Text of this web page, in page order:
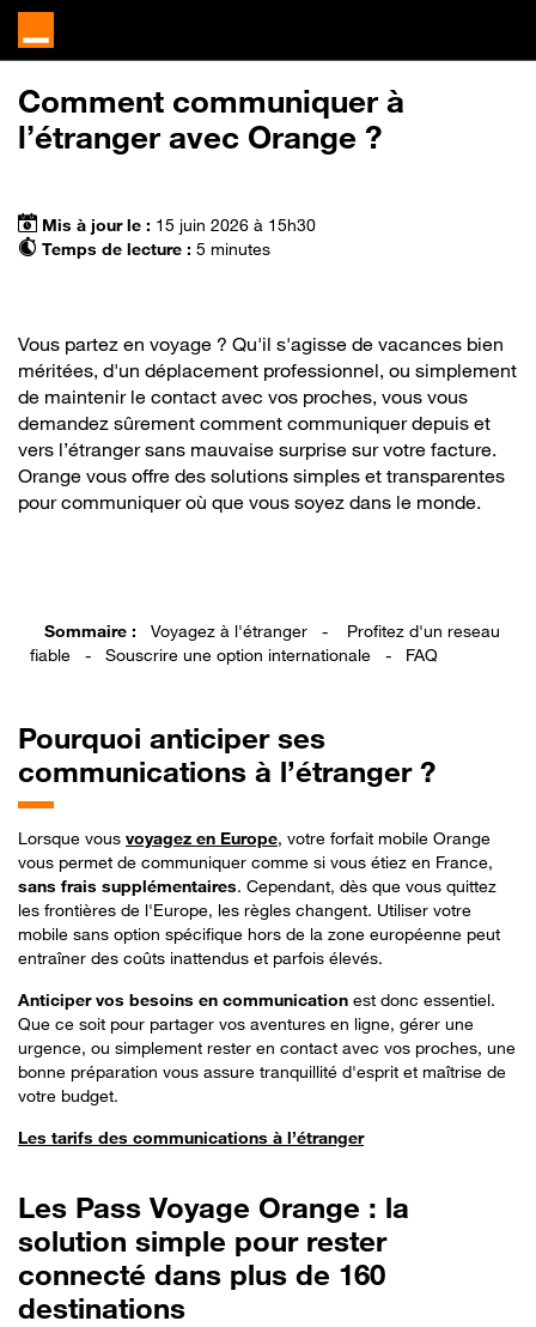
Comment communiquer à
l’étranger avec Orange ?
Mis à jour le : 15 juin 2026 à 15h30
Temps de lecture : 5 minutes
Vous partez en voyage ? Qu'il s'agisse de vacances bien
méritées, d'un déplacement professionnel, ou simplement
de maintenir le contact avec vos proches, vous vous
demandez sûrement comment communiquer depuis et
vers l’étranger sans mauvaise surprise sur votre facture.
Orange vous offre des solutions simples et transparentes
pour communiquer où que vous soyez dans le monde.
Sommaire : Voyagez à l'étranger - Profitez d'un reseau
fiable - Souscrire une option internationale - FAQ
Pourquoi anticiper ses
communications à l’étranger ?
Lorsque vous voyagez en Europe, votre forfait mobile Orange
vous permet de communiquer comme si vous étiez en France,
sans frais supplémentaires. Cependant, dès que vous quittez
les frontières de l'Europe, les règles changent. Utiliser votre
mobile sans option spécifique hors de la zone européenne peut
entraîner des coûts inattendus et parfois élevés.
Anticiper vos besoins en communication est donc essentiel.
Que ce soit pour partager vos aventures en ligne, gérer une
urgence, ou simplement rester en contact avec vos proches, une
bonne préparation vous assure tranquillité d'esprit et maîtrise de
votre budget.
Les tarifs des communications à l’étranger
Les Pass Voyage Orange : la
solution simple pour rester
connecté dans plus de 160
destinations